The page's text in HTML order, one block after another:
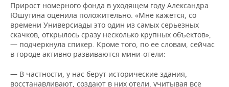
Прирост номерного фонда в уходящем году Александра
Юшутина оценила положительно. «Мне кажется, со
времени Универсиады это один из самых серьезных
скачков, открылось сразу несколько крупных объектов»,
— подчеркнула спикер. Кроме того, по ее словам, сейчас
в городе активно развиваются мини-отели:
— В частности, у нас берут исторические здания,
восстанавливают, создают в них отели, учитывая все